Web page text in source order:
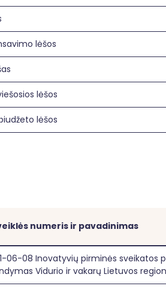
lėšos
lėšos
lėšos
numeris ir pavadinimas
06-08 Inovatyvių pirminės
Vidurio ir vakarų Lietuvos